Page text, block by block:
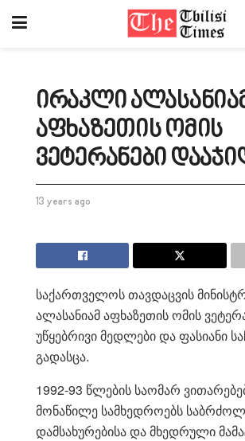
ირაკლი
აფხაზეთის ომის
ვეტერანები
13 years ago
საქართველოს თავდაცვის
ალასანიამ აფხაზეთის ომის
უწყებრივი მედლები და ფასიანი
გადასცა.
1992-93 წლების საომარ
მონაწილე სამხედროებს
დამსახურებისა და მხედრული